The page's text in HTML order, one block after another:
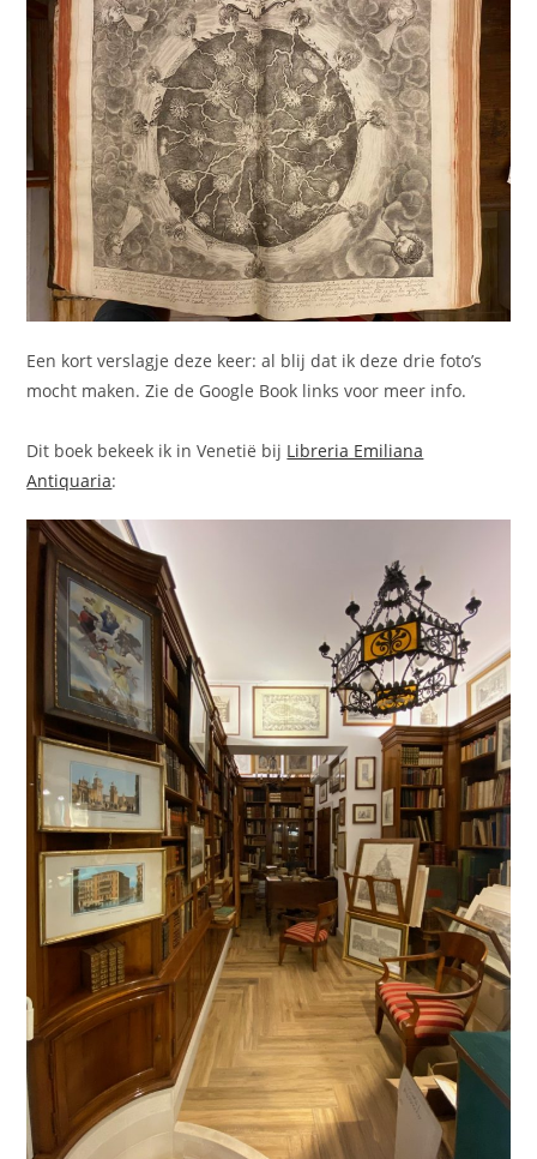
Een kort verslagje deze keer: al blij dat ik deze drie foto’s
mocht maken. Zie de Google Book links voor meer info.
Dit boek bekeek ik in Venetië bij Libreria Emiliana
Antiquaria: